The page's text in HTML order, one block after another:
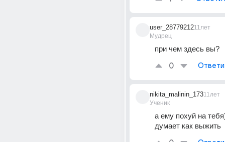
user_28779212
Мудрец
11лет
при чем здесь вы?
0
nikita_malinin_173
Ученик
11лет
а ему похуй на
думает как выжить